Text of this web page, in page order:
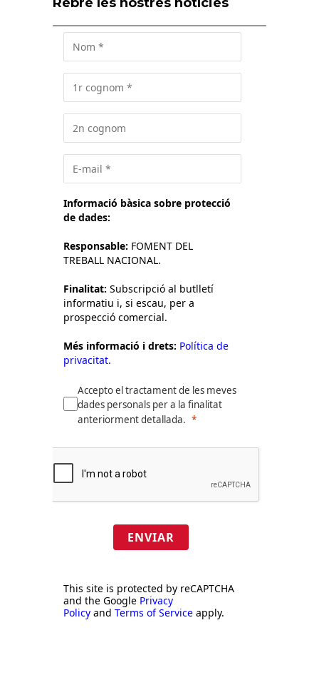
Informació bàsica sobre protecció
de dades:
Responsable: FOMENT DEL
TREBALL NACIONAL.
Finalitat: Subscripció al butlletí
informatiu i, si escau, per a
prospecció comercial.
Més informació i drets: Política de
privacitat.
Accepto el tractament de les meves
dades personals per a la finalitat
anteriorment detallada.
ENVIAR
This site is protected by reCAPTCHA
and the Google Privacy
Policy and Terms of Service apply.